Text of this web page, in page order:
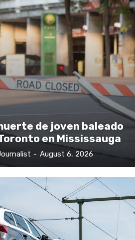
de joven baleado
en Mississauga
- August 6, 2026